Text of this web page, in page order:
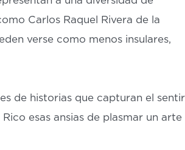
Carlos Raquel Rivera de la
verse como menos insulares,
de historias que capturan el
esas ansias de plasmar un arte